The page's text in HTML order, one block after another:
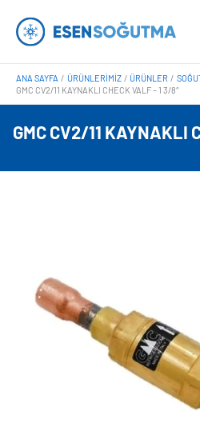
atla
ANA SAYFA ÜRÜNLERIMIZ ÜRÜNLER
GMC CV2/11 KAYNAKLI CHECK VALF – 1 3/8″
GMC CV2/11 KAYNAKLI